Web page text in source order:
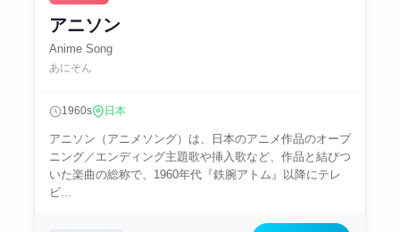
アニソン
Anime Song
あにそん
1960s 日本
アニソン（アニメソング）は、日本のアニメ作品のオープ
ニング／エンディング主題歌や挿入歌など、作品と結びつ
いた楽曲の総称で、1960年代『鉄腕アトム』以降にテレ
ビ...